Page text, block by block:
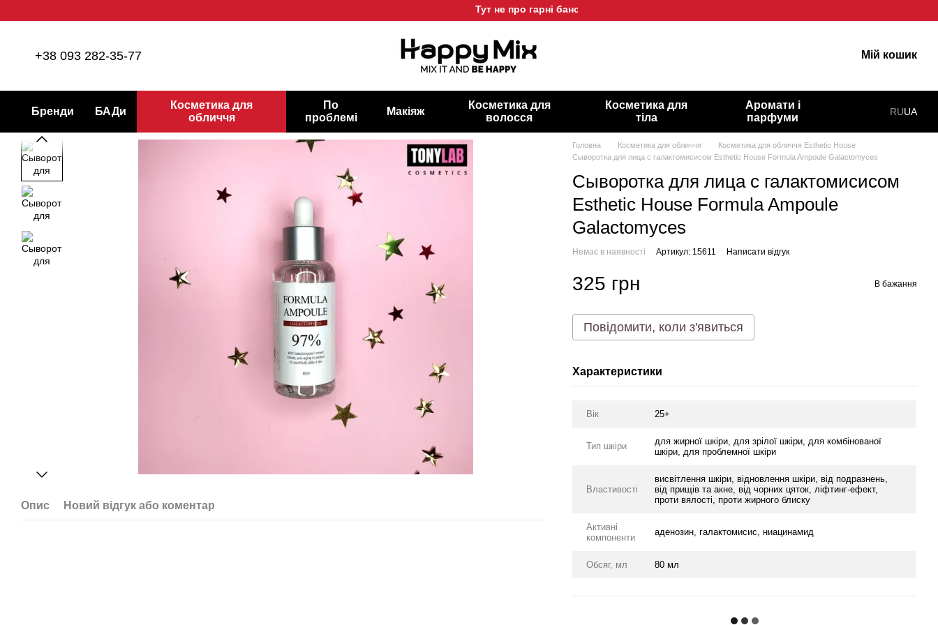
Тут не про гарні баночки, а про гарну шкіру!
+38 093 282-35-77 Мій кошик
Бренди БАДи
Косметика для
обличчя
По
проблемі
Макіяж
Косметика для
волосся
Косметика для
тіла
Аромати і
парфуми
RUUA
Опис Новий відгук або коментар
Головна Косметика для обличчя
Косметика для обличчя Esthetic House
Сыворотка для лица с галактомисисом Esthetic House Formula Ampoule Galactomyces
Сыворотка для лица с галактомисисом
Esthetic House Formula Ampoule
Galactomyces
Немає в наявності Артикул: 15611 Написати відгук
325 грн В бажання
Повідомити, коли з'явиться
Характеристики
Вік 25+
Тип шкіри
для жирної шкіри, для зрілої шкіри, для комбінованої
шкіри, для проблемної шкіри
Властивості
висвітлення шкіри, відновлення шкіри, від подразнень,
від прищів та акне, від чорних цяток, ліфтинг-ефект,
проти вялості, проти жирного блиску
Активні
компоненти
аденозин, галактомисис, ниацинамид
Обсяг, мл 80 мл